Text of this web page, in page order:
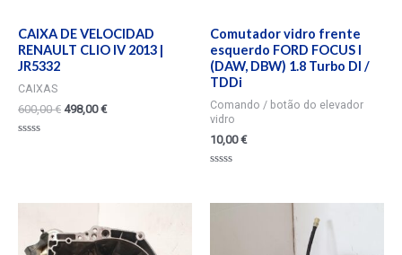
CAIXA DE VELOCIDAD
RENAULT CLIO IV 2013 |
JR5332
CAIXAS
600,00€ 498,00€
Comutador vidro frente
esquerdo FORD FOCUS I
(DAW, DBW) 1.8 Turbo DI /
TDDi
Comando / botão do elevador
vidro
10,00€